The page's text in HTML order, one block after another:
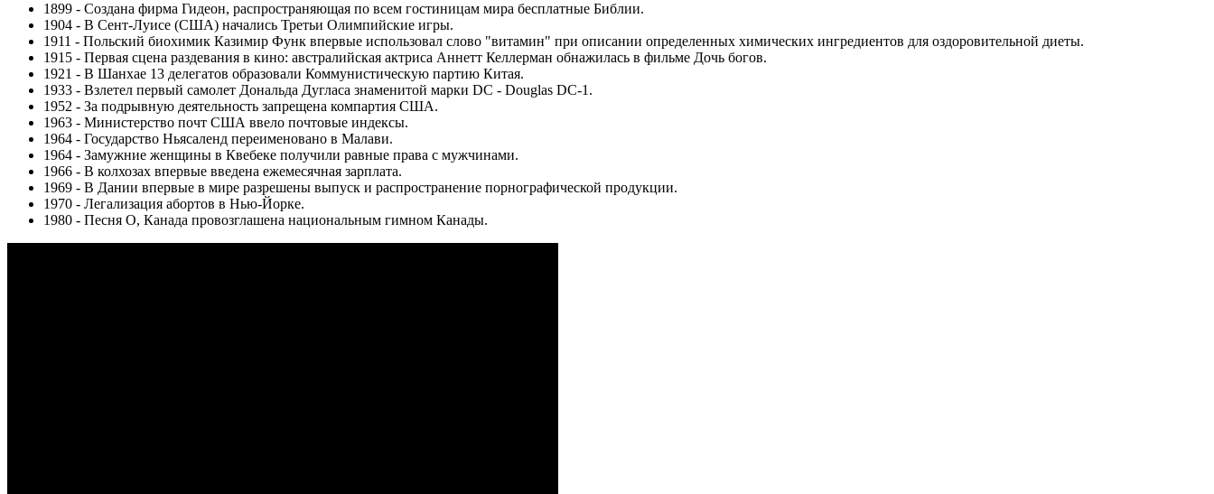
1899 - Создана фирма Гидеон, распространяющая по всем гостиницам мира бесплатные Библии.
1904 - В Сент-Луисе (США) начались Третьи Олимпийские игры.
1911 - Польский биохимик Казимир Функ впервые использовал слово "витамин" при описании определенных химических ингредиентов для оздоровительной диеты.
1915 - Первая сцена раздевания в кино: австралийская актриса Аннетт Келлерман обнажилась в фильме Дочь богов.
1921 - В Шанхае 13 делегатов образовали Коммунистическую партию Китая.
1933 - Взлетел первый самолет Дональда Дугласа знаменитой марки DC - Douglas DC-1.
1952 - За подрывную деятельность запрещена компартия США.
1963 - Министерство почт США ввело почтовые индексы.
1964 - Государство Ньясаленд переименовано в Малави.
1964 - Замужние женщины в Квебеке получили равные права с мужчинами.
1966 - В колхозах впервые введена ежемесячная зарплата.
1969 - В Дании впервые в мире разрешены выпуск и распространение порнографической продукции.
1970 - Легализация абортов в Нью-Йорке.
1980 - Песня О, Канада провозглашена национальным гимном Канады.